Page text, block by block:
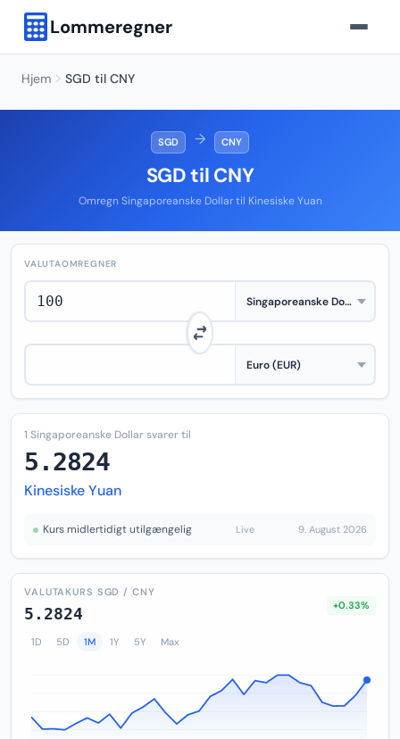
Lommeregner
Hjem SGD til CNY
SGD → CNY
SGD til CNY
Omregn Singaporeanske Dollar til Kinesiske Yuan
VALUTAOMREGNER
1 Singaporeanske Dollar svarer til
5.2824
Kinesiske Yuan
Kurs midlertidigt utilgængelig Live 9. August 2026
VALUTAKURS SGD / CNY
5.2824 +0.33%
1D 5D 1M 1Y 5Y Max